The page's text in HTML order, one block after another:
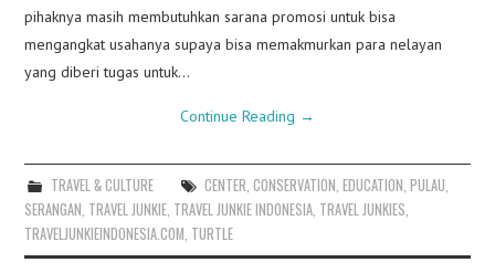
pihaknya masih membutuhkan sarana promosi untuk bisa
mengangkat usahanya supaya bisa memakmurkan para nelayan
yang diberi tugas untuk…
Continue Reading →
TRAVEL & CULTURE CENTER CONSERVATION EDUCATION PULAU
SERANGAN TRAVEL JUNKIE TRAVEL JUNKIE INDONESIA TRAVEL JUNKIES
TRAVELJUNKIEINDONESIA.COM TURTLE